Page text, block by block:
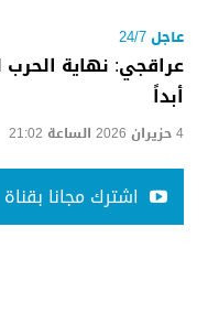
عاجل 24/7
عراقجي: نهاية
أبداً
4 حزيران 2026 الساعة 21:02
اشترك مجانا